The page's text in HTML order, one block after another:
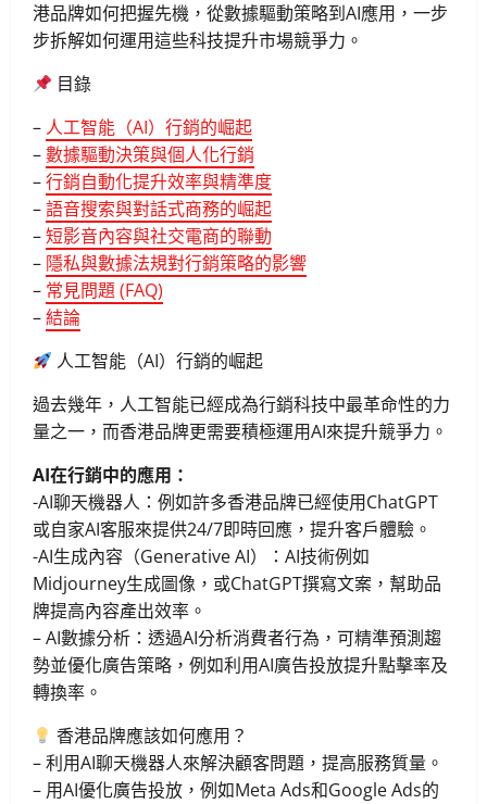
港品牌如何把握先機，從數據驅動策略到AI應用，一步
步拆解如何運用這些科技提升市場競爭力。
目錄
– 人工智能（AI）行銷的崛起
–數據驅動決策與個人化行銷
–行銷自動化提升效率與精準度
–語音搜索與對話式商務的崛起
–短影音內容與社交電商的聯動
– 隱私與數據法規對行銷策略的影響
– 常見問題 (FAQ)
–結論
人工智能（AI）行銷的崛起
過去幾年，人工智能已經成為行銷科技中最革命性的力
量之一，而香港品牌更需要積極運用AI來提升競爭力。
AI在行銷中的應用：
-AI聊天機器人：例如許多香港品牌已經使用ChatGPT
或自家AI客服來提供24/7即時回應，提升客戶體驗。
-AI生成內容（Generative AI）：AI技術例如
Midjourney生成圖像，或ChatGPT撰寫文案，幫助品
牌提高內容產出效率。
– AI數據分析：透過AI分析消費者行為，可精準預測趨
勢並優化廣告策略，例如利用AI廣告投放提升點擊率及
轉換率。
香港品牌應該如何應用？
– 利用AI聊天機器人來解決顧客問題，提高服務質量。
– 用AI優化廣告投放，例如Meta Ads和Google Ads的